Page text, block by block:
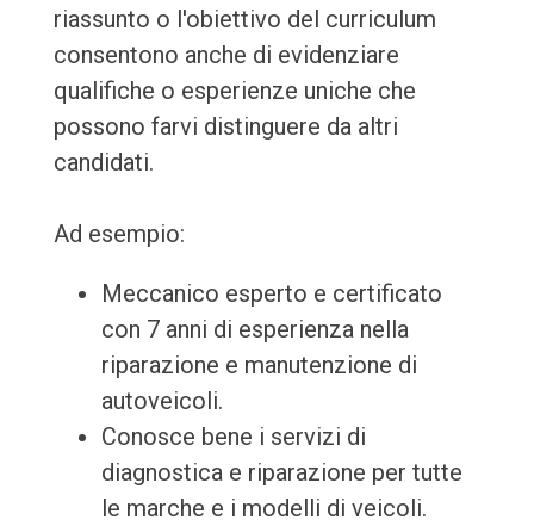
riassunto o l'obiettivo del curriculum
consentono anche di evidenziare
qualifiche o esperienze uniche che
possono farvi distinguere da altri
candidati.
Ad esempio:
Meccanico esperto e certificato
con 7 anni di esperienza nella
riparazione e manutenzione di
autoveicoli.
Conosce bene i servizi di
diagnostica e riparazione per tutte
le marche e i modelli di veicoli.